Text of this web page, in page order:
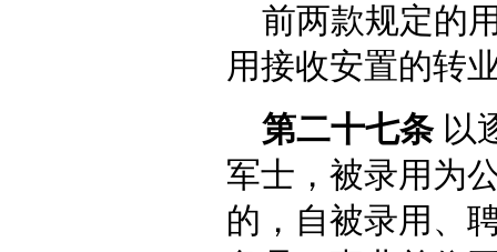
前两款规定的
用接收安置的转
第二十七条以
军士，被录用为
的，自被录用、